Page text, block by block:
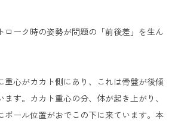
ローク時の姿勢が問題の「前後差」を生ん
重心がカカト側にあり、これは骨盤が後傾
ます。カカト重心の分、体が起き上がり、
ボール位置がおでこの下に来ています。本